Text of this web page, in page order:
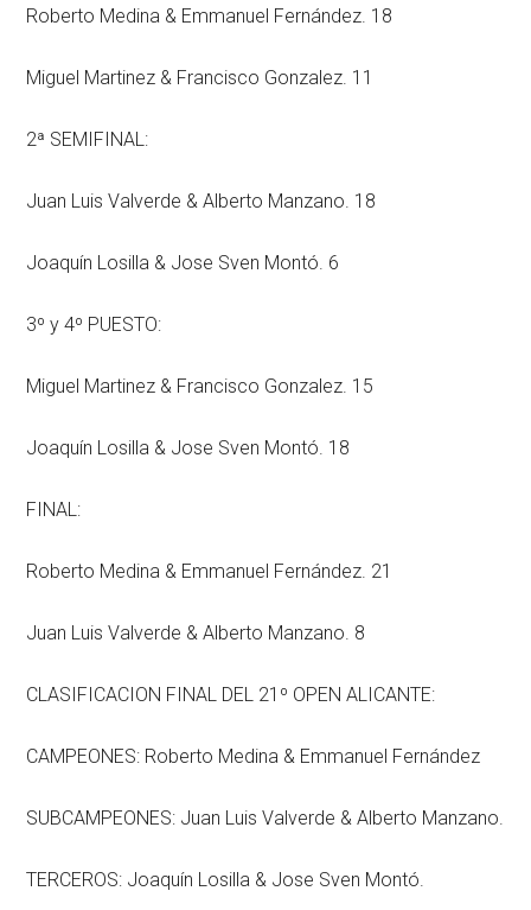
Roberto Medina & Emmanuel Fernández. 18
Miguel Martinez & Francisco Gonzalez. 11
2ª SEMIFINAL:
Juan Luis Valverde & Alberto Manzano. 18
Joaquín Losilla & Jose Sven Montó. 6
3º y 4º PUESTO:
Miguel Martinez & Francisco Gonzalez. 15
Joaquín Losilla & Jose Sven Montó. 18
FINAL:
Roberto Medina & Emmanuel Fernández. 21
Juan Luis Valverde & Alberto Manzano. 8
CLASIFICACION FINAL DEL 21º OPEN ALICANTE:
CAMPEONES: Roberto Medina & Emmanuel Fernández
SUBCAMPEONES: Juan Luis Valverde & Alberto Manzano.
TERCEROS: Joaquín Losilla & Jose Sven Montó.